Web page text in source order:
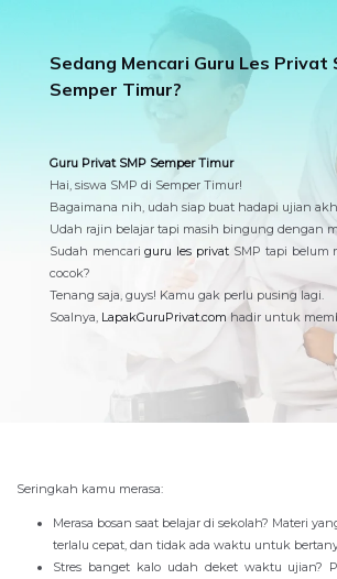
Sedang Mencari Guru Les Privat
Semper Timur?
Guru Privat SMP Semper Timur
Hai, siswa SMP di Semper Timur!
Bagaimana nih, udah siap buat hadapi ujian
Udah rajin belajar tapi masih bingung dengan
Sudah mencariguru les privat SMP tapi belum
cocok?
Tenang saja, guys! Kamu gak perlu pusing lagi.
Soalnya, LapakGuruPrivat.com hadir untuk
Seringkah kamu merasa:
Merasa bosan saat belajar di sekolah? Materi
terlalu cepat, dan tidak ada waktu untuk
Stres banget kalo udah deket waktu ujian?